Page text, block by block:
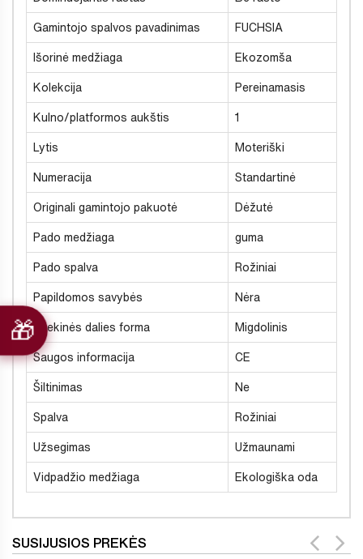
Gamintojo spalvos pavadinimas FUCHSIA
Išorinė medžiaga Ekozomša
Kolekcija Pereinamasis
Kulno/platformos aukštis 1
Lytis Moteriški
Numeracija Standartinė
Originali gamintojo pakuotė Dėžutė
Pado medžiaga guma
Pado spalva Rožiniai
Papildomos savybės Nėra
Priekinės dalies forma Migdolinis
Saugos informacija CE
Šiltinimas Ne
Spalva Rožiniai
Užsegimas Užmaunami
Vidpadžio medžiaga Ekologiška oda
SUSIJUSIOS PREKĖS